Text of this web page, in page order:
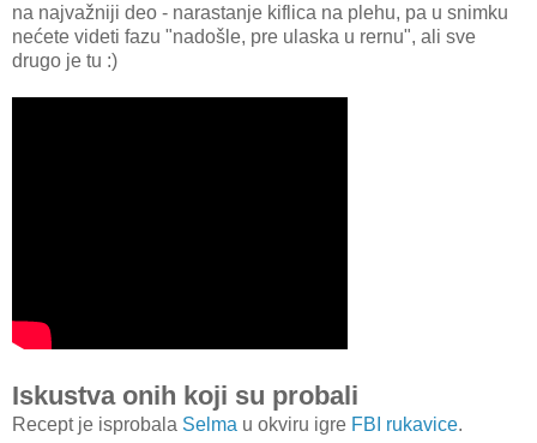
na najvažniji deo - narastanje kiflica na plehu, pa u snimku
nećete videti fazu "nadošle, pre ulaska u rernu", ali sve
drugo je tu :)
Iskustva onih koji su probali
Recept je isprobala Selma u okviru igre FBI rukavice.